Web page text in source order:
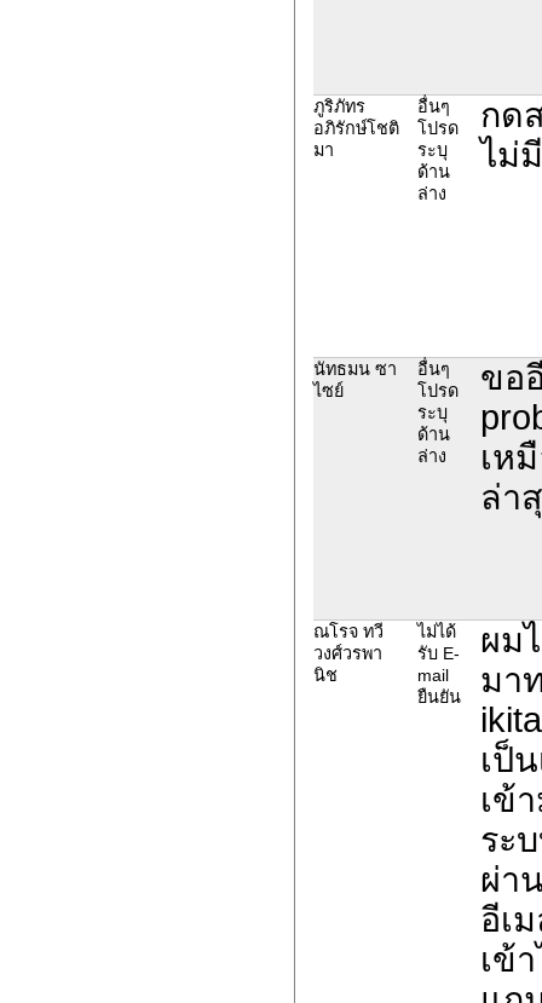
ภูริภัทร
อภิรักษ์โชติ
มา
อื่นๆ
โปรด
ระบุ
ด้าน
ล่าง
กด
ไม่
นัทธมน ซา
ไซย์
อื่นๆ
โปรด
ระบุ
ด้าน
ล่าง
ขอ
เห
ล่า
ณโรจ ทวี
วงศ์วรพา
นิช
ไม่ได้
รับ E-
mail
ยืนยัน
ผม
มา
เป็
เข้
ระ
ผ่า
อีเ
เข้